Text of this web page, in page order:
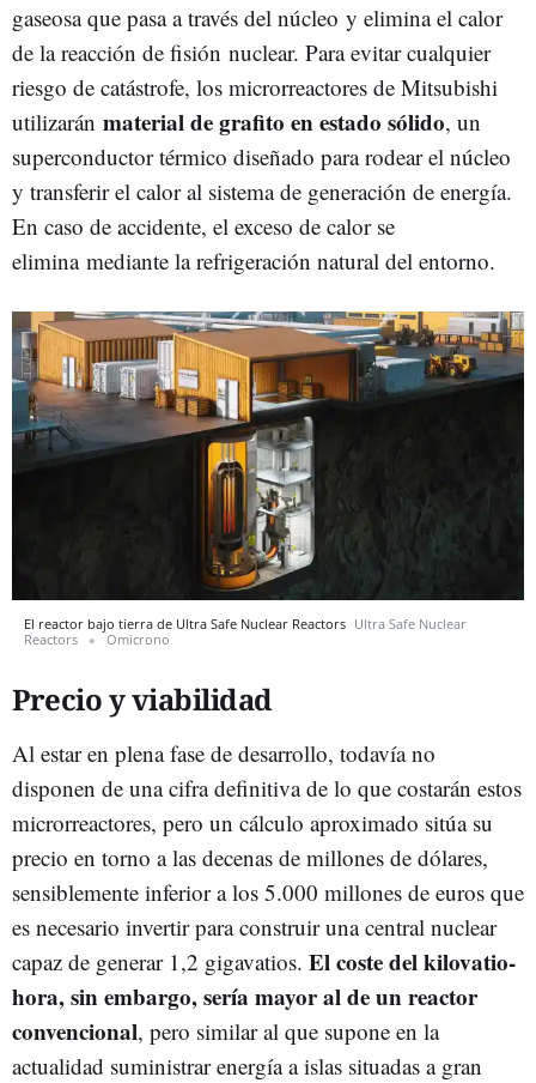
gaseosa que pasa a través del núcleo y elimina el calor
de la reacción de fisión nuclear. Para evitar cualquier
riesgo de catástrofe, los microrreactores de Mitsubishi
utilizarán material de grafito en estado sólido, un
superconductor térmico diseñado para rodear el núcleo
y transferir el calor al sistema de generación de energía.
En caso de accidente, el exceso de calor se
elimina mediante la refrigeración natural del entorno.
El reactor bajo tierra de Ultra Safe Nuclear Reactors Ultra Safe Nuclear
Reactors
Omicrono
Precio y viabilidad
Al estar en plena fase de desarrollo, todavía no
disponen de una cifra definitiva de lo que costarán estos
microrreactores, pero un cálculo aproximado sitúa su
precio en torno a las decenas de millones de dólares,
sensiblemente inferior a los 5.000 millones de euros que
es necesario invertir para construir una central nuclear
capaz de generar 1,2 gigavatios. El coste del kilovatio-
hora, sin embargo, sería mayor al de un reactor
convencional, pero similar al que supone en la
actualidad suministrar energía a islas situadas a gran